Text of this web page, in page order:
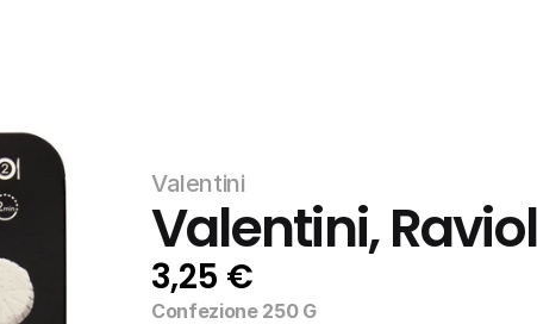
Valentini
Valentini,
3,25 €
Confezione 250 G